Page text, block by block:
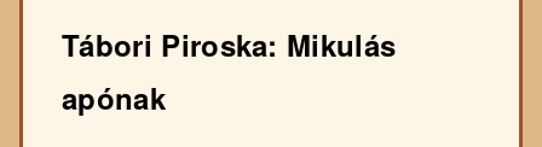
Tábori Piroska: Mikulás
apónak